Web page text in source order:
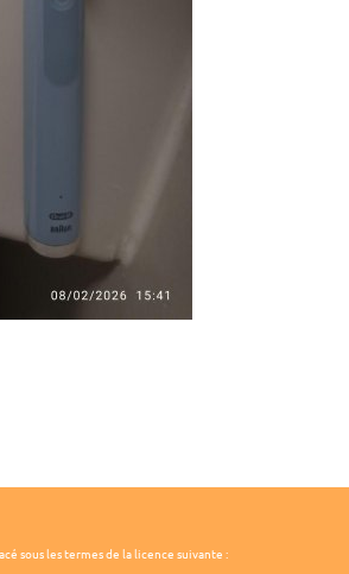
sous les termes de la licence suivante :